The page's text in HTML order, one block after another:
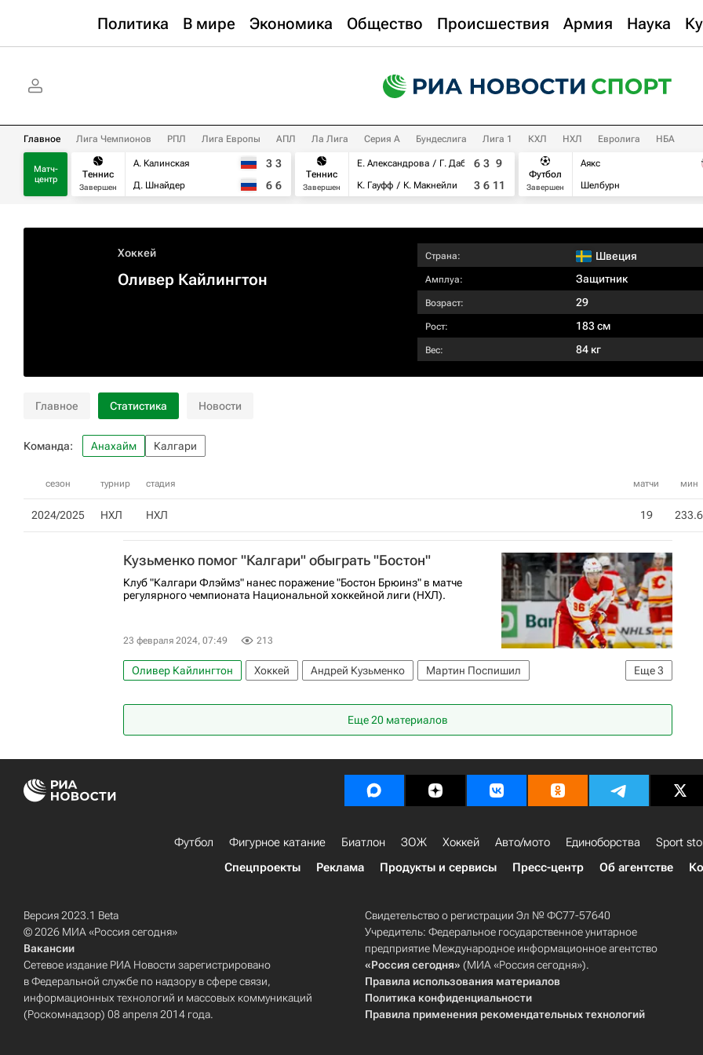
Политика В мире Экономика Общество Происшествия Армия Наука
Главное Лига Чемпионов РПЛ Лига Европы АПЛ Ла Лига Серия А Бундеслига Лига 1 КХЛ НХЛ Евролига НБА
Матч-
центр
Теннис
Завершен
А. Калинская
Д. Шнайдер
3 3
6 6
Теннис
Завершен
Е. Александрова
Г. Дабровски
К. Гауфф
К. Макнейли
6 3 9
3 6 11
Футбол
Завершен
Аякс
Шелбурн
Хоккей
Оливер Кайлингтон
Страна: Швеция
Амплуа: Защитник
Возраст: 29
Рост: 183 см
Вес: 84 кг
Главное Статистика Новости
Команда: Анахайм Калгари
сезон турнир стадия матчи мин
2024/2025 НХЛ НХЛ 19 233.6
Кузьменко помог "Калгари" обыграть "Бостон"
Клуб "Калгари Флэймз" нанес поражение "Бостон Брюинз" в матче
регулярного чемпионата Национальной хоккейной лиги (НХЛ).
23 февраля 2024, 07:49 213
Еще3
Оливер Кайлингтон Хоккей Андрей Кузьменко
Мартин Поспишил
Еще 20 материалов
Футбол Фигурное катание Биатлон ЗОЖ Хоккей Авто/мото Единоборства Sport
Спецпроекты
Реклама Продукты и сервисы Пресс-центр Об агентстве
Версия 2023.1 Beta
© 2026 МИА «Россия сегодня»
Вакансии
Сетевое издание РИА Новости зарегистрировано
в Федеральной службе по надзору в сфере связи,
информационных технологий и массовых коммуникаций
(Роскомнадзор) 08 апреля 2014 года.
Свидетельство о регистрации Эл № ФС77-57640
Учредитель: Федеральное государственное унитарное
предприятие Международное информационное агентство
«Россия сегодня» (МИА «Россия сегодня»).
Правила использования материалов
Политика конфиденциальности
Правила применения рекомендательных технологий